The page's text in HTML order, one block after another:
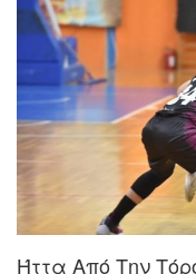
Ήττα Από Την